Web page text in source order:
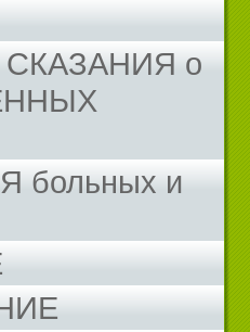
о
больных и